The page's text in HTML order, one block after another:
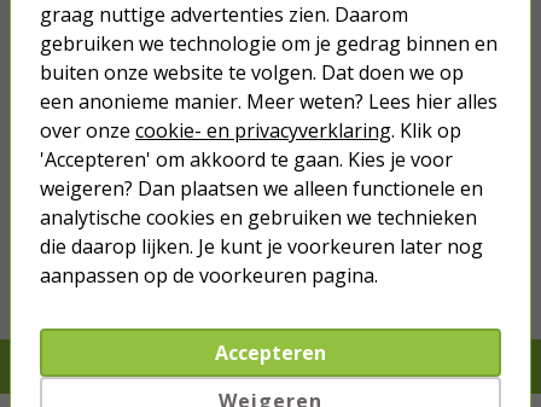
we hebben hetwel
Bestel mee
Je verwacht het niet, we hebben het wel
graag nuttige advertenties zien. Daarom
gebruiken we technologie om je gedrag binnen en
buiten onze website te volgen. Dat doen we op
een anonieme manier. Meer weten? Lees hier alles
over onze cookie- en privacyverklaring. Klik op
'Accepteren' om akkoord te gaan. Kies je voor
weigeren? Dan plaatsen we alleen functionele en
analytische cookies en gebruiken we technieken
die daarop lijken. Je kunt je voorkeuren later nog
aanpassen op de voorkeuren pagina.
Accepteren
Weigeren